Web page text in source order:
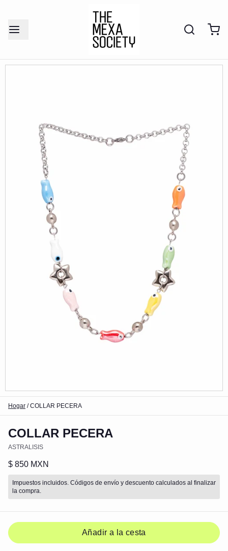
Hogar / COLLAR PECERA
COLLAR PECERA
ASTRALISIS
$ 850 MXN
Impuestos incluidos. Códigos de envío y descuento calculados al finalizar
la compra.
Añadir a la cesta